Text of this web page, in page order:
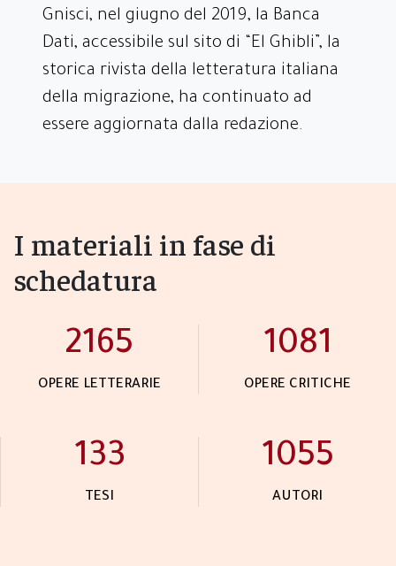
Gnisci, nel giugno del 2019, la Banca
Dati, accessibile sul sito di “El Ghibli”, la
storica rivista della letteratura italiana
della migrazione, ha continuato ad
essere aggiornata dalla redazione.
I materiali in fase di
schedatura
2166
OPERE LETTERARIE
1082
OPERE CRITICHE
134
TESI
1056
AUTORI